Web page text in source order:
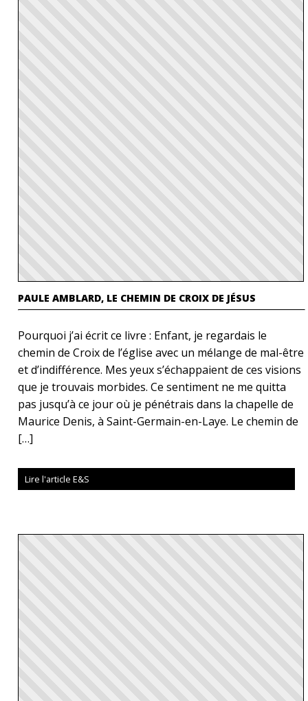
PAULE AMBLARD, LE CHEMIN DE CROIX DE JÉSUS
Pourquoi j’ai écrit ce livre : Enfant, je regardais le
chemin de Croix de l’église avec un mélange de mal-être
et d’indifférence. Mes yeux s’échappaient de ces visions
que je trouvais morbides. Ce sentiment ne me quitta
pas jusqu’à ce jour où je pénétrais dans la chapelle de
Maurice Denis, à Saint-Germain-en-Laye. Le chemin de
[…]
Lire l'article E&S